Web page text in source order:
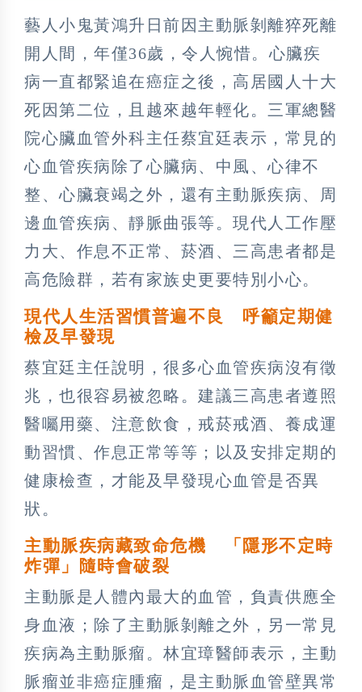
藝人小鬼黃鴻升日前因主動脈剝離猝死離
開人間，年僅36歲，令人惋惜。心臟疾
病一直都緊追在癌症之後，高居國人十大
死因第二位，且越來越年輕化。三軍總醫
院心臟血管外科主任蔡宜廷表示，常見的
心血管疾病除了心臟病、中風、心律不
整、心臟衰竭之外，還有主動脈疾病、周
邊血管疾病、靜脈曲張等。現代人工作壓
力大、作息不正常、菸酒、三高患者都是
高危險群，若有家族史更要特別小心。
現代人生活習慣普遍不良 呼籲定期健
檢及早發現
蔡宜廷主任說明，很多心血管疾病沒有徵
兆，也很容易被忽略。建議三高患者遵照
醫囑用藥、注意飲食，戒菸戒酒、養成運
動習慣、作息正常等等；以及安排定期的
健康檢查，才能及早發現心血管是否異
狀。
主動脈疾病藏致命危機 「隱形不定時
炸彈」隨時會破裂
主動脈是人體內最大的血管，負責供應全
身血液；除了主動脈剝離之外，另一常見
疾病為主動脈瘤。林宜璋醫師表示，主動
脈瘤並非癌症腫瘤，是主動脈血管壁異常